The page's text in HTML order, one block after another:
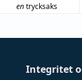
entrycksaks
Integritet